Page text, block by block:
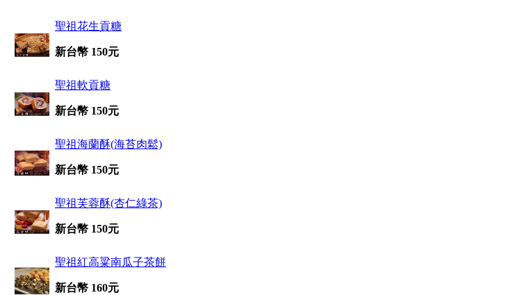
聖祖花生貢糖
新台幣 150元
聖祖軟貢糖
新台幣 150元
聖祖海蘭酥(海苔肉鬆)
新台幣 150元
聖祖芙蓉酥(杏仁綠茶)
新台幣 150元
聖祖紅高粱南瓜子茶餅
新台幣 160元